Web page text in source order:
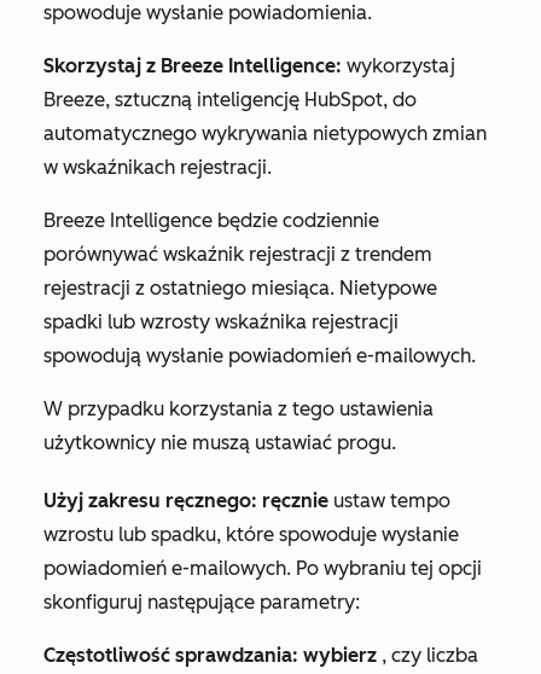
spowoduje wysłanie powiadomienia.
Skorzystaj z Breeze Intelligence: wykorzystaj
Breeze, sztuczną inteligencję HubSpot, do
automatycznego wykrywania nietypowych zmian
w wskaźnikach rejestracji.
Breeze Intelligence będzie codziennie
porównywać wskaźnik rejestracji z trendem
rejestracji z ostatniego miesiąca. Nietypowe
spadki lub wzrosty wskaźnika rejestracji
spowodują wysłanie powiadomień e-mailowych.
W przypadku korzystania z tego ustawienia
użytkownicy nie muszą ustawiać progu.
Użyj zakresu ręcznego: ręcznie ustaw tempo
wzrostu lub spadku, które spowoduje wysłanie
powiadomień e-mailowych. Po wybraniu tej opcji
skonfiguruj następujące parametry:
Częstotliwość sprawdzania: wybierz , czy liczba